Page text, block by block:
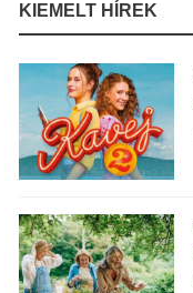
KIEMELT HÍREK